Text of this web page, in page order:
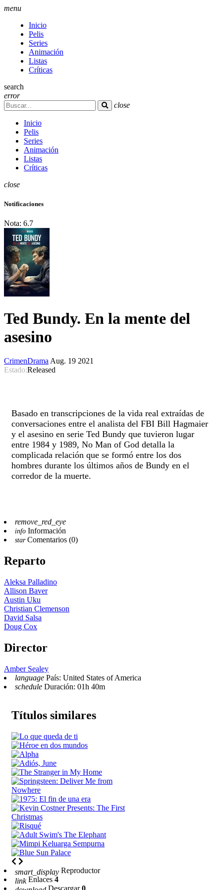
menu
Inicio
Pelis
Series
Animación
Listas
Críticas
search
error
close
Inicio
Pelis
Series
Animación
Listas
Críticas
close
Notificaciones
Nota: 6.7
Ted Bundy. En la mente del
asesino
CrimenDrama Aug. 19 2021
Estado:Released
Basado en transcripciones de la vida real extraídas de
conversaciones entre el analista del FBI Bill Hagmaier
y el asesino en serie Ted Bundy que tuvieron lugar
entre 1984 y 1989, No Man of God detalla la
complicada relación que se formó entre los dos
hombres durante los últimos años de Bundy en el
corredor de la muerte.
remove_red_eye
info Información
starComentarios (0)
Reparto
Aleksa Palladino
Allison Baver
Austin Uku
Christian Clemenson
David Salsa
Doug Cox
Director
Amber Sealey
language País: United States of America
schedule Duración: 01h 40m
Títulos similares
smart_display Reproductor
linkEnlaces 4
Descargar0